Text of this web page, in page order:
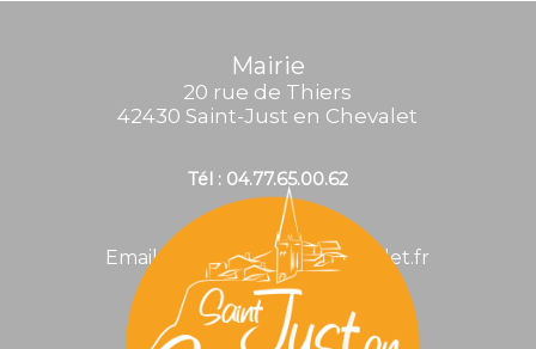
Mairie
20 rue de Thiers
42430 Saint-Just en Chevalet
Tél : 04.77.65.00.62
Email : mairie@stjustenchevalet.fr